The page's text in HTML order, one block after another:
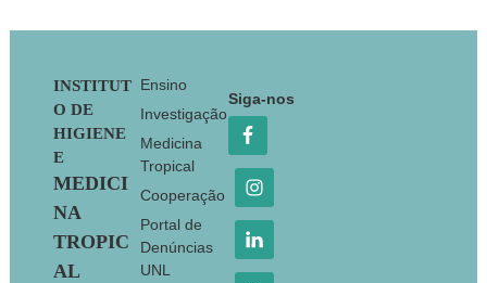
Footer
INSTITUT
O DE
HIGIENE
E
MEDICI
NA
TROPIC
AL
Ensino
Investigação
Medicina
Tropical
Cooperação
Portal de
Denúncias
UNL
Siga-nos